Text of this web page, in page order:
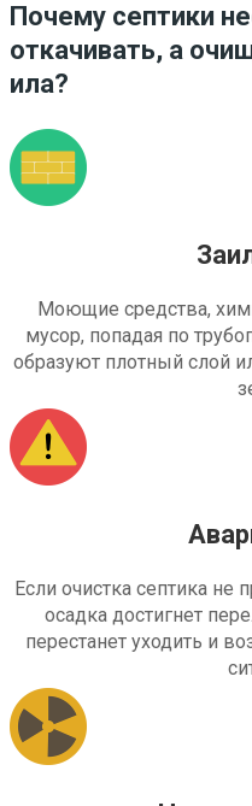
Почему септики
откачивать, а
ила?
Моющие средства,
мусор, попадая по
образуют плотный слой
Если очистка септика не
осадка достигнет
перестанет уходить и